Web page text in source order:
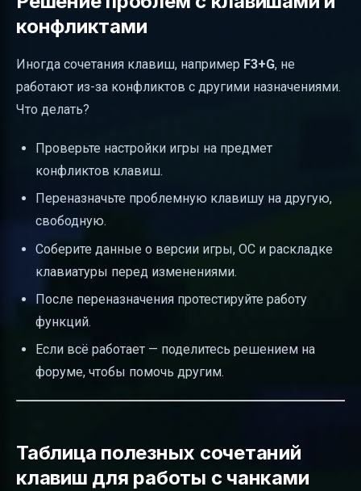
конфликтами
Иногда сочетания клавиш, например F3+G, не
работают из-за конфликтов с другими назначениями.
Что делать?
Проверьте настройки игры на предмет
конфликтов клавиш.
Переназначьте проблемную клавишу на другую,
свободную.
Соберите данные о версии игры, ОС и раскладке
клавиатуры перед изменениями.
После переназначения протестируйте работу
функций.
Если всё работает — поделитесь решением на
форуме, чтобы помочь другим.
Таблица полезных сочетаний
клавиш для работы с чанками